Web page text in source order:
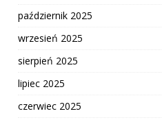
październik 2025
wrzesień 2025
sierpień 2025
lipiec 2025
czerwiec 2025